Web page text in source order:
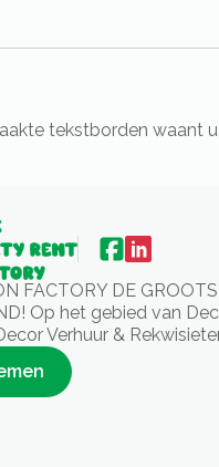
tekstborden waant
FACTORY DE
Op het gebied van
Verhuur &